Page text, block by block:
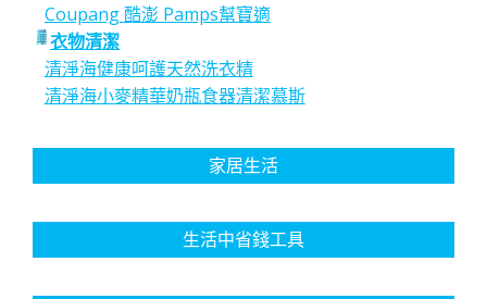
Coupang 酷澎 Pamps幫寶適
衣物清潔
清淨海健康呵護天然洗衣精
清淨海小麥精華奶瓶食器清潔慕斯
家居生活
生活中省錢工具